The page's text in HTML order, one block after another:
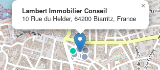
Lambert Immobilier Conseil
10 Rue du Helder, 64200 Biarritz, France
×